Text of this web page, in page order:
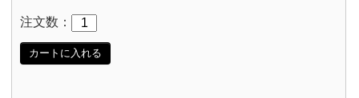
注文数：
カートに入れる